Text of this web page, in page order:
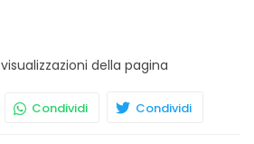
visualizzazioni della pagina
Condividi Condividi